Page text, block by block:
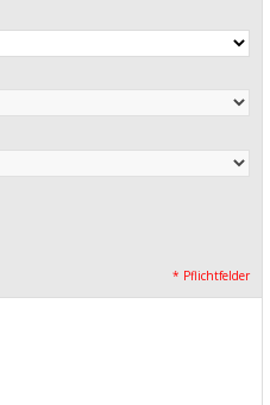
* Pflichtfelder